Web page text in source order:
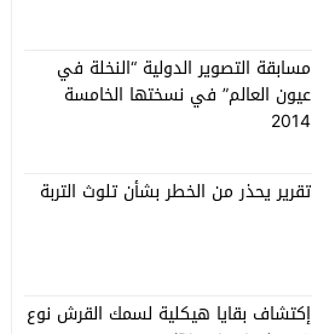
مسابقة التصوير الدولية “النخلة في
عيون العالم” في نسختها الخامسة
2014
تقرير يحذر من الخطر بشأن تلوث التربة
إكتشاف بقايا هيكلية لسمك القرش نوع